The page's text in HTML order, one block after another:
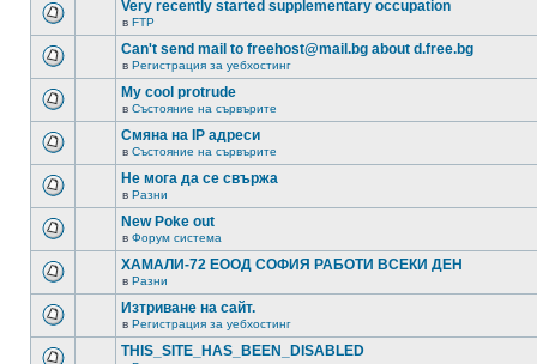
Very recently started supplementary occupation
в FTP
Can't send mail to freehost@mail.bg about d.free.bg
в Регистрация за уебхостинг
My cool protrude
в Състояние на сървърите
Смяна на IP адреси
в Състояние на сървърите
Не мога да се свържа
в Разни
New Poke out
в Форум система
ХАМАЛИ-72 ЕООД СОФИЯ РАБОТИ ВСЕКИ ДЕН
в Разни
Изтриване на сайт.
в Регистрация за уебхостинг
THIS_SITE_HAS_BEEN_DISABLED